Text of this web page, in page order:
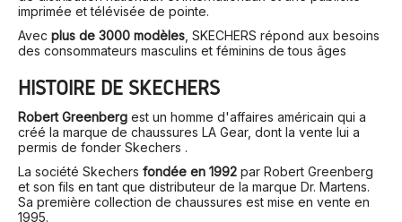
imprimée et télévisée de pointe.
Avec plus de 3000 modèles, SKECHERS répond aux besoins
des consommateurs masculins et féminins de tous âges
HISTOIRE DE SKECHERS
Robert Greenberg est un homme d'affaires américain qui a
créé la marque de chaussures LA Gear, dont la vente lui a
permis de fonder Skechers .
La société Skechers fondée en 1992 par Robert Greenberg
et son fils en tant que distributeur de la marque Dr. Martens.
Sa première collection de chaussures est mise en vente en
1995.